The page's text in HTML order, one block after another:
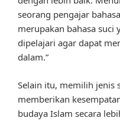
seorang pengajar
merupakan bahasa suci
dipelajari agar dapat
dalam.”
Selain itu, memilih jenis
memberikan
budaya Islam secara